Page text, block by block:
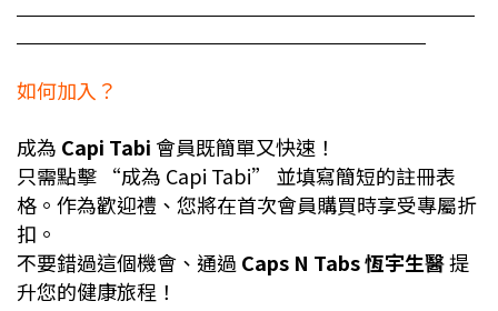
如何加入？
成為 Capi Tabi 會員既簡單又快速！
只需點擊 “成為 Capi Tabi” 並填寫簡短的註冊表
格。作為歡迎禮、您將在首次會員購買時享受專屬折
扣。
不要錯過這個機會、通過Caps N Tabs 恆宇生醫提
升您的健康旅程！